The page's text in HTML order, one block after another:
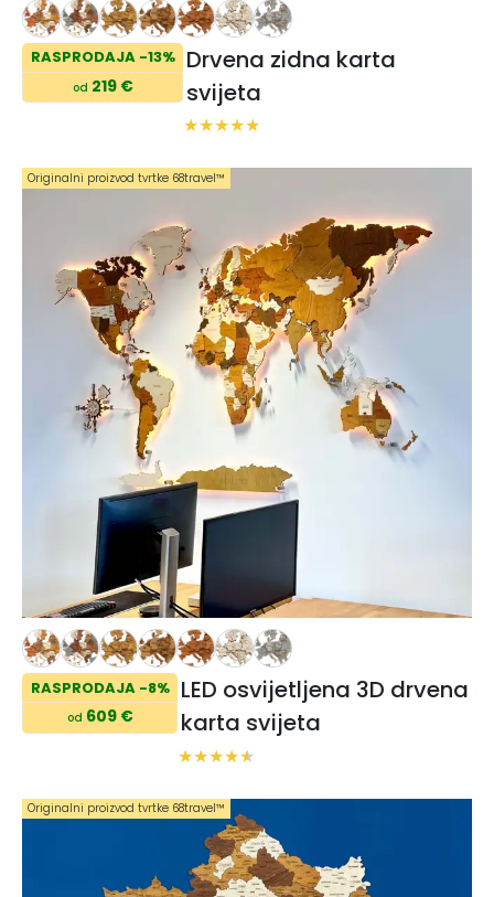
RASPRODAJA -13%
od 219 €
Drvena zidna karta
svijeta
RASPRODAJA -8%
od 609 €
LED osvijetljena 3D drvena
karta svijeta
Originalni proizvod tvrtke 68travel™️
Originalni proizvod tvrtke 68travel™️